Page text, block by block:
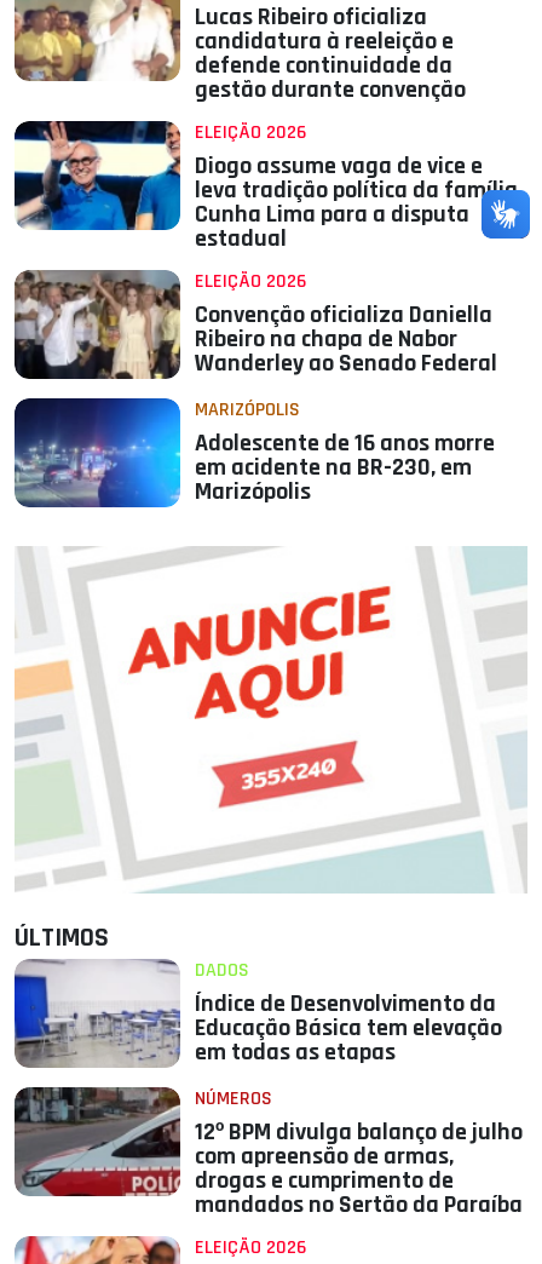
Lucas Ribeiro oficializa
candidatura à reeleição e
defende continuidade da
gestão durante convenção
ELEIÇÃO 2026
Diogo assume vaga de vice e
leva tradição política da família
Cunha Lima para a disputa
estadual
ELEIÇÃO 2026
Convenção oficializa Daniella
Ribeiro na chapa de Nabor
Wanderley ao Senado Federal
MARIZÓPOLIS
Adolescente de 16 anos morre
em acidente na BR-230, em
Marizópolis
ÚLTIMOS
DADOS
Índice de Desenvolvimento da
Educação Básica tem elevação
em todas as etapas
NÚMEROS
12º BPM divulga balanço de julho
com apreensão de armas,
drogas e cumprimento de
mandados no Sertão da Paraíba
ELEIÇÃO 2026